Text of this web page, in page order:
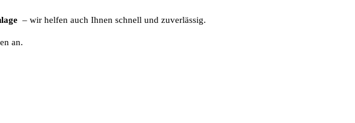
– wir helfen auch Ihnen schnell und zuverlässig.
an.